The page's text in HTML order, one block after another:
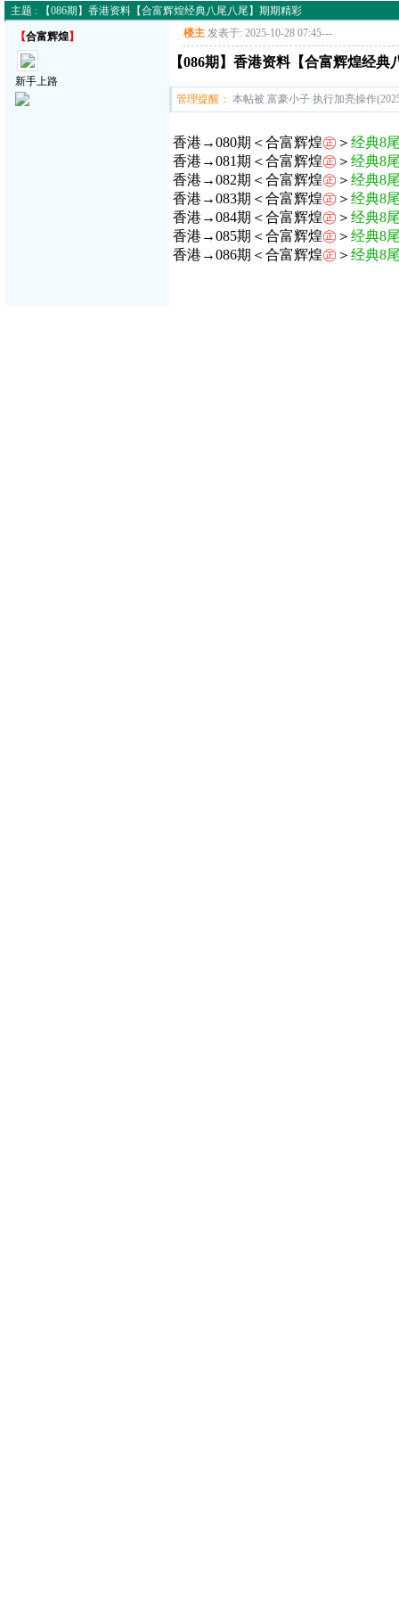
主题 : 【086期】香港资料【合富辉煌经典八尾八尾】期期精彩
【合富辉煌】
新手上路
楼主 发表于: 2025-10-28 07:45---
【086期】香港资料【合富辉煌经典
管理提醒： 本帖被 富豪小子 执行加亮操作
香港→080期＜合富辉煌㊣ ＞ 经典8
香港→081期＜合富辉煌㊣ ＞ 经典8
香港→082期＜合富辉煌㊣ ＞ 经典8
香港→083期＜合富辉煌㊣ ＞ 经典8
香港→084期＜合富辉煌㊣ ＞ 经典8
香港→085期＜合富辉煌㊣ ＞ 经典8
香港→086期＜合富辉煌㊣ ＞ 经典8